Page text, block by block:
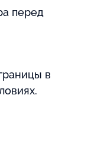
перед
в